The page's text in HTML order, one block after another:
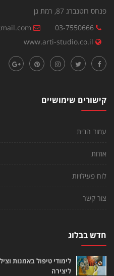
פנחס רוטנברג 87, רמת גן
03-7550666
www.arti-studio.co.il
קישורים שימושיים
עמוד הבית
אודות
לוח פעילויות
צור קשר
חדש בבלוג
לימודי טיפול באמנות
ליצירה